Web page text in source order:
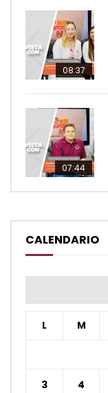
08:37
07:44
CALENDARIO
L M
3 4